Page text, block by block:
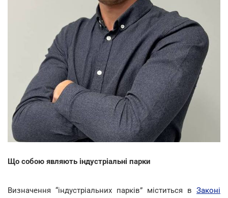
Що собою являють індустріальні парки
Визначення “індустріальних парків” міститься в Законі